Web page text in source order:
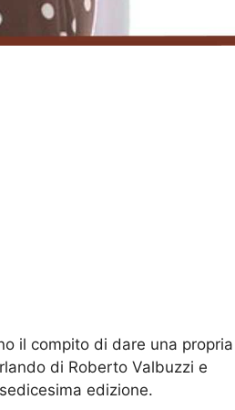
il compito di dare una propria
di Roberto Valbuzzi e
edizione.